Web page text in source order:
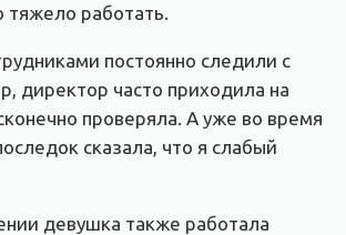
работать.
постоянно следили с
директор часто приходила на
проверяла. А уже во время
сказала, что я слабый
девушка также работала